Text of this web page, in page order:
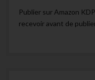
Publier sur Amazon
recevoir avant de